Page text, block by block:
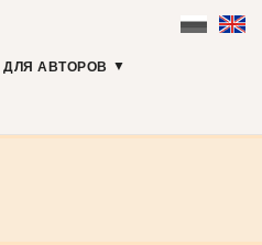
ДЛЯ АВТОРОВ